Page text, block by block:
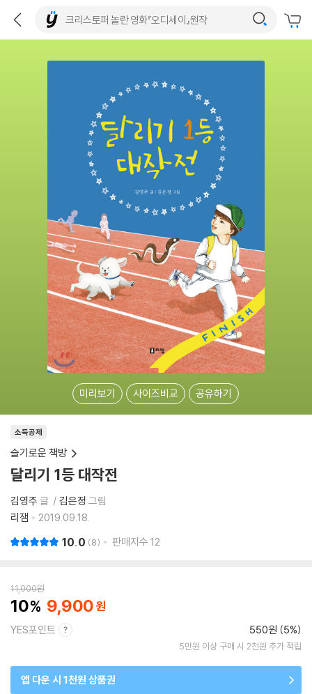
미리보기 사이즈비교 공유하기
소득공제
슬기로운 책방
달리기 1등 대작전
김영주 글 김은정 그림
리잼
2019.09.18.
10.0 8 판매지수 12
11,000원
10 9,900
YES포인트 550원 (5%)
5만원 이상 구매 시 2천원 추가 적립
앱 다운 시 1천원 상품권